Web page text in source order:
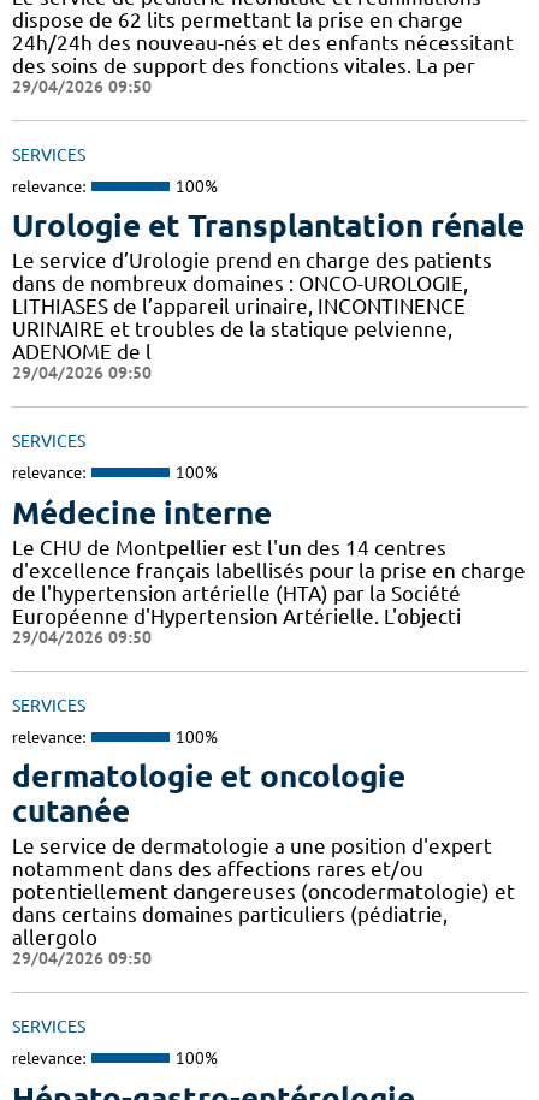
dispose de 62 lits permettant la prise en charge
24h/24h des nouveau-nés et des enfants nécessitant
des soins de support des fonctions vitales. La per
29/04/2026 09:50
SERVICES
relevance: 100%
Urologie et Transplantation rénale
Le service d’Urologie prend en charge des patients
dans de nombreux domaines : ONCO-UROLOGIE,
LITHIASES de l’appareil urinaire, INCONTINENCE
URINAIRE et troubles de la statique pelvienne,
ADENOME de l
29/04/2026 09:50
SERVICES
relevance: 100%
Médecine interne
Le CHU de Montpellier est l'un des 14 centres
d'excellence français labellisés pour la prise en charge
de l'hypertension artérielle (HTA) par la Société
Européenne d'Hypertension Artérielle. L'objecti
29/04/2026 09:50
SERVICES
relevance: 100%
dermatologie et oncologie
cutanée
Le service de dermatologie a une position d'expert
notamment dans des affections rares et/ou
potentiellement dangereuses (oncodermatologie) et
dans certains domaines particuliers (pédiatrie,
allergolo
29/04/2026 09:50
SERVICES
relevance: 100%